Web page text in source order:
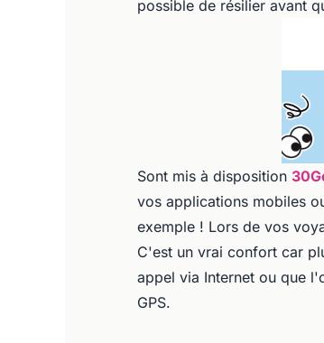
possible de résilier avant
Sont mis à disposition
vos applications mobiles
exemple ! Lors de vos
C'est un vrai confort car
appel via Internet ou que
GPS.